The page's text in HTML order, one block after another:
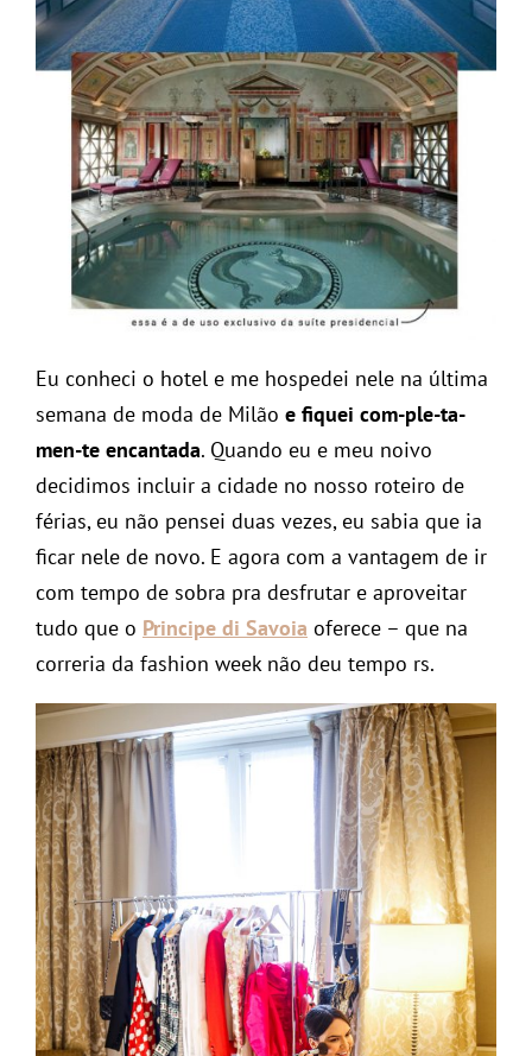
Eu conheci o hotel e me hospedei nele na última
semana de moda de Milão e fiquei com-ple-ta-
men-te encantada. Quando eu e meu noivo
decidimos incluir a cidade no nosso roteiro de
férias, eu não pensei duas vezes, eu sabia que ia
ficar nele de novo. E agora com a vantagem de ir
com tempo de sobra pra desfrutar e aproveitar
tudo que o Principe di Savoia oferece – que na
correria da fashion week não deu tempo rs.